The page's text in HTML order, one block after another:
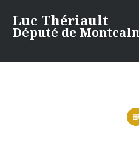
contenu
Luc Thériault
Député de